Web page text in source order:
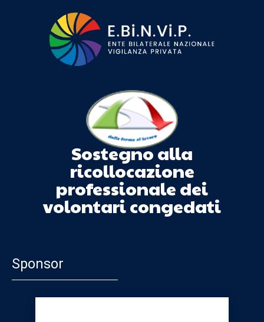
Sostegno alla
ricollocazione
professionale dei
volontari congedati
Sponsor